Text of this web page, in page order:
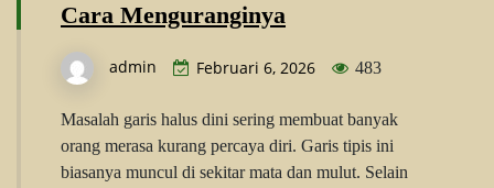
Cara Menguranginya
admin Februari 6, 2026 483
Masalah garis halus dini sering membuat banyak
orang merasa kurang percaya diri. Garis tipis ini
biasanya muncul di sekitar mata dan mulut. Selain